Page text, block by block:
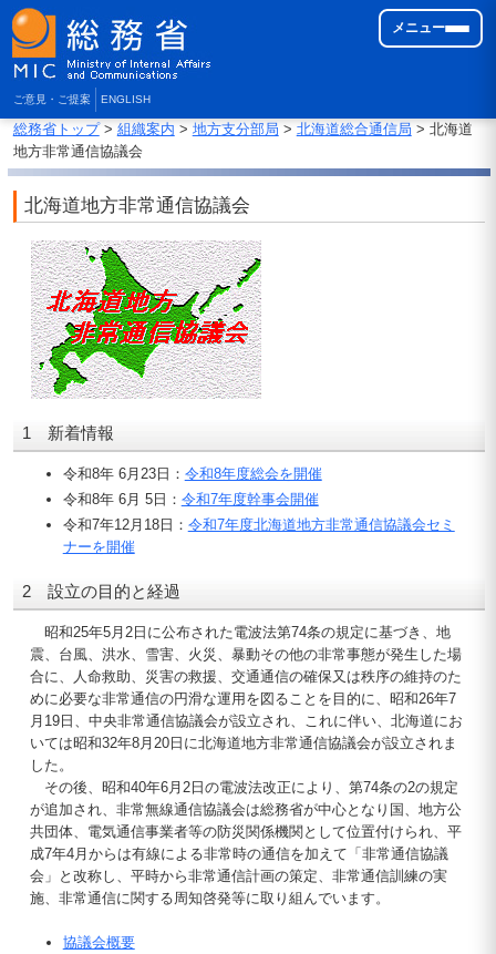
ご意見・ご提案 ENGLISH
メニュー
総務省トップ> 組織案内 > 地方支分部局 > 北海道総合通信局 > 北海道
地方非常通信協議会
北海道地方非常通信協議会
1 新着情報
令和8年 6月23日： 令和8年度総会を開催
令和8年 6月 5日： 令和7年度幹事会開催
令和7年12月18日： 令和7年度北海道地方非常通信協議会セミ
ナーを開催
2 設立の目的と経過
昭和25年5月2日に公布された電波法第74条の規定に基づき、地
震、台風、洪水、雪害、火災、暴動その他の非常事態が発生した場
合に、人命救助、災害の救援、交通通信の確保又は秩序の維持のた
めに必要な非常通信の円滑な運用を図ることを目的に、昭和26年7
月19日、中央非常通信協議会が設立され、これに伴い、北海道にお
いては昭和32年8月20日に北海道地方非常通信協議会が設立されま
した。
その後、昭和40年6月2日の電波法改正により、第74条の2の規定
が追加され、非常無線通信協議会は総務省が中心となり国、地方公
共団体、電気通信事業者等の防災関係機関として位置付けられ、平
成7年4月からは有線による非常時の通信を加えて「非常通信協議
会」と改称し、平時から非常通信計画の策定、非常通信訓練の実
施、非常通信に関する周知啓発等に取り組んでいます。
協議会概要